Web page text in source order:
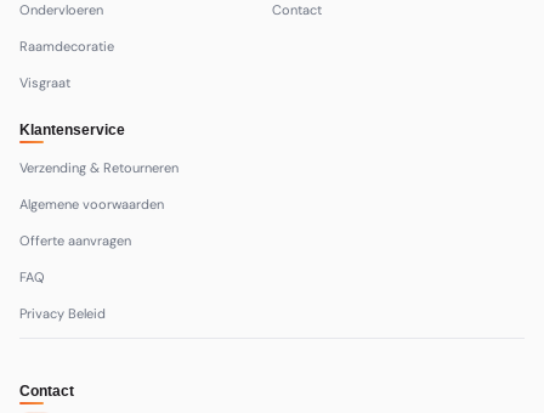
Ondervloeren
Raamdecoratie
Visgraat
Contact
Klantenservice
Verzending & Retourneren
Algemene voorwaarden
Offerte aanvragen
FAQ
Privacy Beleid
Contact